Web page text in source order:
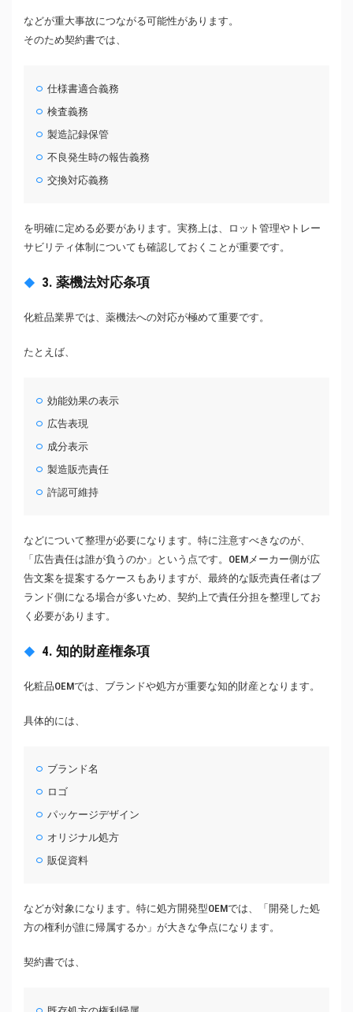
などが重大事故につながる可能性があります。
そのため契約書では、
仕様書適合義務
検査義務
製造記録保管
不良発生時の報告義務
交換対応義務
を明確に定める必要があります。実務上は、ロット管理やトレー
サビリティ体制についても確認しておくことが重要です。
3. 薬機法対応条項
化粧品業界では、薬機法への対応が極めて重要です。
たとえば、
効能効果の表示
広告表現
成分表示
製造販売責任
許認可維持
などについて整理が必要になります。特に注意すべきなのが、
「広告責任は誰が負うのか」という点です。OEMメーカー側が広
告文案を提案するケースもありますが、最終的な販売責任者はブ
ランド側になる場合が多いため、契約上で責任分担を整理してお
く必要があります。
4. 知的財産権条項
化粧品OEMでは、ブランドや処方が重要な知的財産となります。
具体的には、
ブランド名
ロゴ
パッケージデザイン
オリジナル処方
販促資料
などが対象になります。特に処方開発型OEMでは、「開発した処
方の権利が誰に帰属するか」が大きな争点になります。
契約書では、